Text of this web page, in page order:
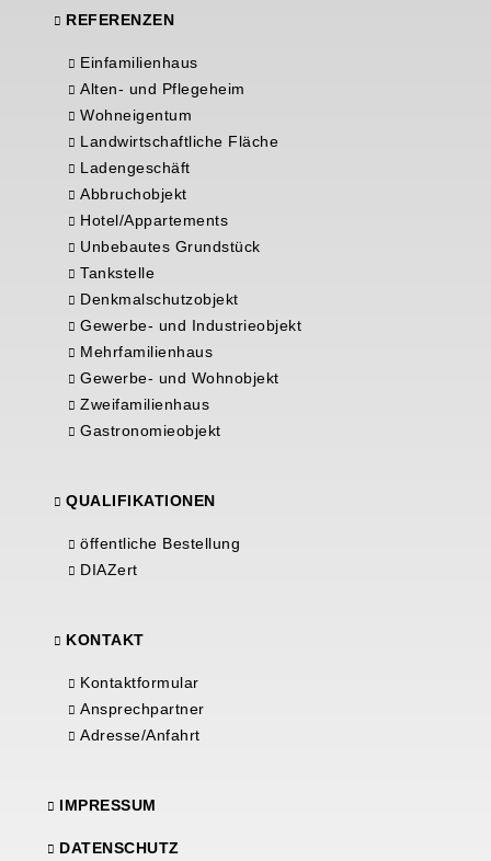
REFERENZEN
Einfamilienhaus
Alten- und Pflegeheim
Wohneigentum
Landwirtschaftliche Fläche
Ladengeschäft
Abbruchobjekt
Hotel/Appartements
Unbebautes Grundstück
Tankstelle
Denkmalschutzobjekt
Gewerbe- und Industrieobjekt
Mehrfamilienhaus
Gewerbe- und Wohnobjekt
Zweifamilienhaus
Gastronomieobjekt
QUALIFIKATIONEN
öffentliche Bestellung
DIAZert
KONTAKT
Kontaktformular
Ansprechpartner
Adresse/Anfahrt
IMPRESSUM
DATENSCHUTZ